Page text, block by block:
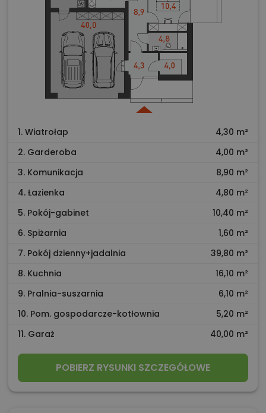
1. Wiatrołap
4,30 m²
2. Garderoba
4,00 m²
3. Komunikacja
8,90 m²
4. Łazienka
4,80 m²
5. Pokój-gabinet
10,40 m²
6. Spiżarnia
1,60 m²
7. Pokój dzienny+jadalnia
39,80 m²
8. Kuchnia
16,10 m²
9. Pralnia-suszarnia
6,10 m²
10. Pom. gospodarcze-kotłownia
5,20 m²
11. Garaż
40,00 m²
POBIERZ RYSUNKI SZCZEGÓŁOWE